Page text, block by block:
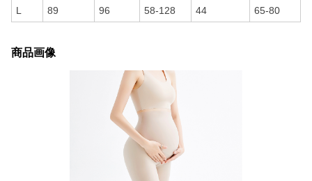
L 89 96 58-128 44 65-80
商品画像